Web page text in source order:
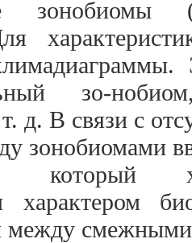
зонобиомы
зо-
д. В связи с
зонобиомами
который
характером
между